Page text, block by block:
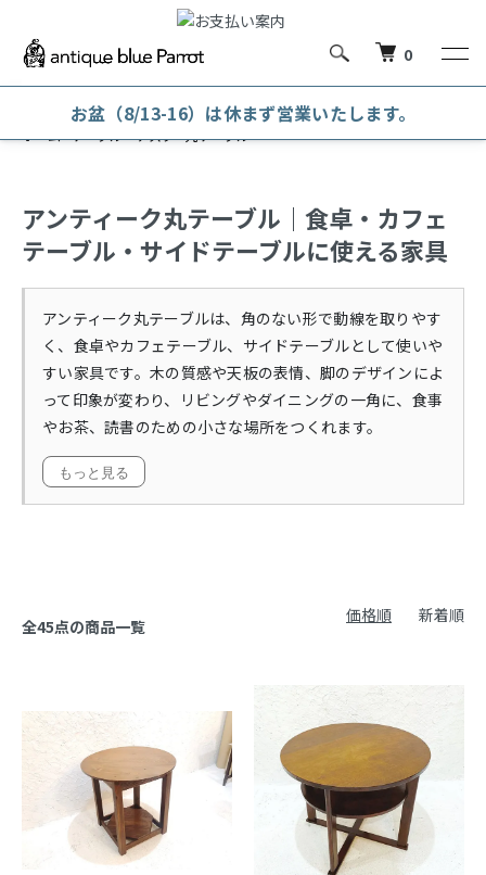
0
お盆（8/13-16）は休まず営業いたします。
ホーム テーブル・デスク 丸テーブル
アンティーク丸テーブル｜食卓・カフェ
テーブル・サイドテーブルに使える家具
アンティーク丸テーブルは、角のない形で動線を取りやす
く、食卓やカフェテーブル、サイドテーブルとして使いや
すい家具です。木の質感や天板の表情、脚のデザインによ
って印象が変わり、リビングやダイニングの一角に、食事
やお茶、読書のための小さな場所をつくれます。
もっと見る
全45点の商品一覧
価格順 新着順